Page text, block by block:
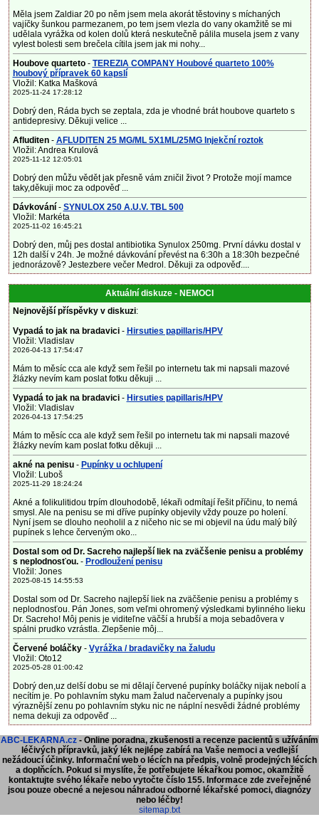
Měla jsem Zaldiar 20 po něm jsem mela akorát těstoviny s míchaných
vajíčky šunkou parmezanem, po tem jsem vlezla do vany okamžitě se mi
udělala vyrážka od kolen dolů která neskutečně pálila musela jsem z vany
vylest bolesti sem brečela cítila jsem jak mi nohy...
Houbove quarteto- TEREZIA COMPANY Houbové quarteto 100%
houbový přípravek 60 kapslí
Vložil: Katka Mašková
2025-11-24 17:28:12
Dobrý den, Ráda bych se zeptala, zda je vhodné brát houbove quarteto s
antidepresivy. Děkuji velice ...
Afluditen- AFLUDITEN 25 MG/ML 5X1ML/25MG Injekční roztok
Vložil: Andrea Krulová
2025-11-12 12:05:01
Dobrý den můžu vědět jak přesně vám zničil život ? Protože mojí mamce
taky,děkuji moc za odpověď ...
Dávkování - SYNULOX 250 A.U.V. TBL 500
Vložil: Markéta
2025-11-02 16:45:21
Dobrý den, můj pes dostal antibiotika Synulox 250mg. První dávku dostal v
12h další v 24h. Je možné dávkování převést na 6:30h a 18:30h bezpečné
jednorázově? Jestezbere večer Medrol. Děkuji za odpověď....
Aktuální diskuze - NEMOCI
Nejnovější příspěvky v diskuzi:
Vypadá to jak na bradavici - Hirsuties papillaris/HPV
Vložil: Vladislav
2026-04-13 17:54:47
Mám to měsíc cca ale když sem řešil po internetu tak mi napsali mazové
žlázky nevím kam poslat fotku děkuji ...
Vypadá to jak na bradavici - Hirsuties papillaris/HPV
Vložil: Vladislav
2026-04-13 17:54:25
Mám to měsíc cca ale když sem řešil po internetu tak mi napsali mazové
žlázky nevím kam poslat fotku děkuji ...
akné na penisu- Pupínky u ochlupení
Vložil: Luboš
2025-11-29 18:24:24
Akné a folikulitidou trpím dlouhodobě, lékaři odmítají řešit příčinu, to nemá
smysl. Ale na penisu se mi dříve pupínky objevily vždy pouze po holení.
Nyní jsem se dlouho neoholil a z ničeho nic se mi objevil na údu malý bílý
pupínek s lehce červeným oko...
Dostal som od Dr. Sacreho najlepší liek na zväčšenie penisu a problémy
s neplodnosťou.- Prodloužení penisu
Vložil: Jones
2025-08-15 14:55:53
Dostal som od Dr. Sacreho najlepší liek na zväčšenie penisu a problémy s
neplodnosťou. Pán Jones, som veľmi ohromený výsledkami bylinného lieku
Dr. Sacreho! Môj penis je viditeľne väčší a hrubší a moja sebadôvera v
spálni prudko vzrástla. Zlepšenie môj...
Červené boláčky - Vyrážka / bradavičky na žaludu
Vložil: Oto12
2025-05-28 01:00:42
Dobrý den,uz delší dobu se mi dělají červené pupínky boláčky nijak nebolí a
necítím je. Po pohlavním styku mam žalud načervenaly a pupínky jsou
výraznější zenu po pohlavním styku nic ne náplní nesvědi žádné problémy
nema dekuji za odpověď ...
ABC-LEKARNA.cz - Online poradna, zkušenosti a recenze pacientů s užíváním
léčivých přípravků, jaký lék nejlépe zabírá na Vaše nemoci a vedlejší
nežádoucí účinky. Informační web o lécích na předpis, volně prodejných lécích
a doplňcích. Pokud si myslíte, že potřebujete lékařkou pomoc, okamžitě
kontaktujte svého lékaře nebo vytočte číslo 155. Informace zde zveřejněné
jsou pouze obecné a nejesou náhradou odborné lékařské pomoci, diagnózy
nebo léčby!
sitemap.txt